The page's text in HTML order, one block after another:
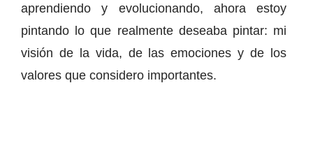
aprendiendo y evolucionando, ahora estoy
pintando lo que realmente deseaba pintar: mi
visión de la vida, de las emociones y de los
valores que considero importantes.